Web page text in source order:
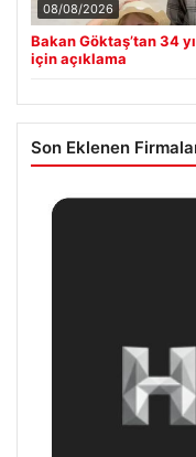
08/08/2026
Bakan Göktaş’tan 34
için açıklama
Son Eklenen